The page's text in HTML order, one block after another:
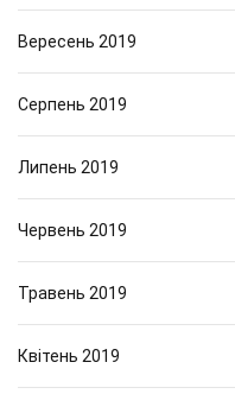
Вересень 2019
Серпень 2019
Липень 2019
Червень 2019
Травень 2019
Квітень 2019